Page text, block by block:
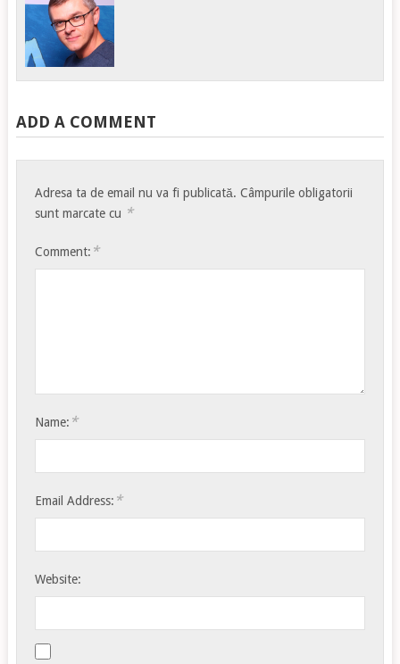
ADD A COMMENT
Adresa ta de email nu va fi publicată. Câmpurile obligatorii
sunt marcate cu *
Comment: *
Name: *
Email Address: *
Website: